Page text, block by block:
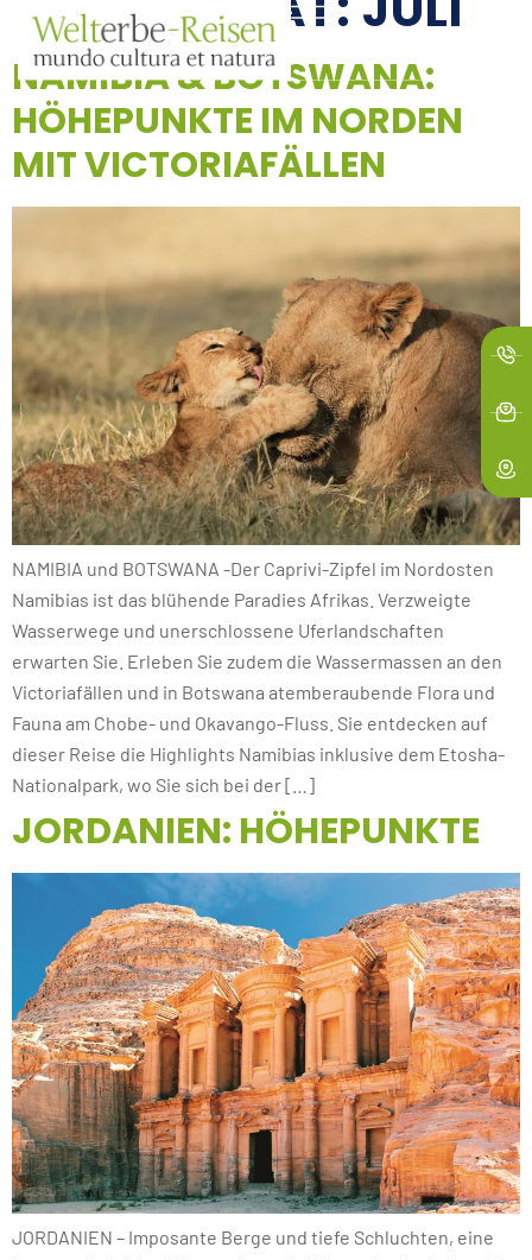
springen
NAMIBIA & BOTSWANA:
HÖHEPUNKTE IM NORDEN
MIT VICTORIAFÄLLEN
NAMIBIA und BOTSWANA -Der Caprivi-Zipfel im Nordosten
Namibias ist das blühende Paradies Afrikas. Verzweigte
Wasserwege und unerschlossene Uferlandschaften
erwarten Sie. Erleben Sie zudem die Wassermassen an den
Victoriafällen und in Botswana atemberaubende Flora und
Fauna am Chobe- und Okavango-Fluss. Sie entdecken auf
dieser Reise die Highlights Namibias inklusive dem Etosha-
Nationalpark, wo Sie sich bei der […]
JORDANIEN: HÖHEPUNKTE
JORDANIEN – Imposante Berge und tiefe Schluchten, eine